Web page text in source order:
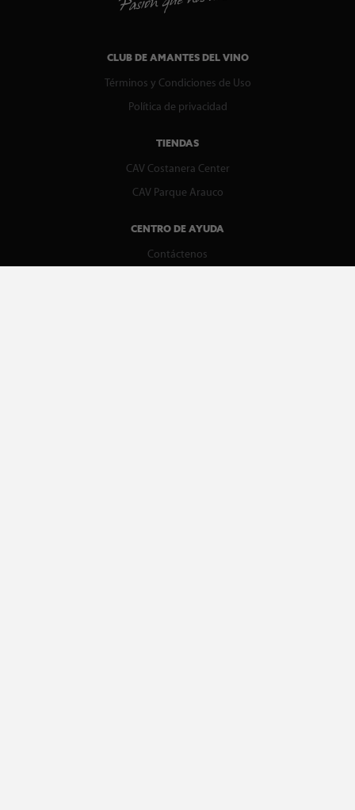
CLUB DE AMANTES DEL VINO
Términos y Condiciones de Uso
Política de privacidad
TIENDAS
CAV Costanera Center
CAV Parque Arauco
CENTRO DE AYUDA
Contáctenos